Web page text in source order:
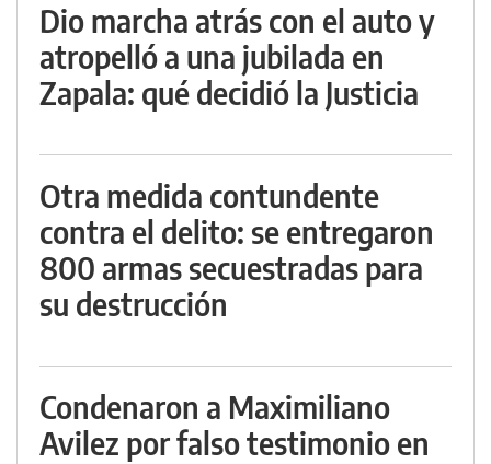
Dio marcha atrás con el auto y
atropelló a una jubilada en
Zapala: qué decidió la Justicia
Otra medida contundente
contra el delito: se entregaron
800 armas secuestradas para
su destrucción
Condenaron a Maximiliano
Avilez por falso testimonio en